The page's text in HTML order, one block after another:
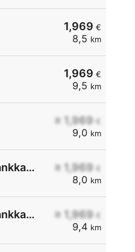
1,969 €
8,5 km
1,969 €
9,5 km
≥ 1,969 €
9,0 km
≥ 1,969 €
8,0 km
LAGERHAUS Genol mit Tankkartensystem
≥ 1,969 €
9,4 km
LAGERHAUS Genol mit Tankkartensystem